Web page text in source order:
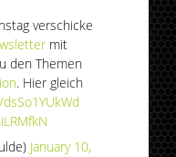
verschicke
mit
den Themen
. Hier gleich
January 10,